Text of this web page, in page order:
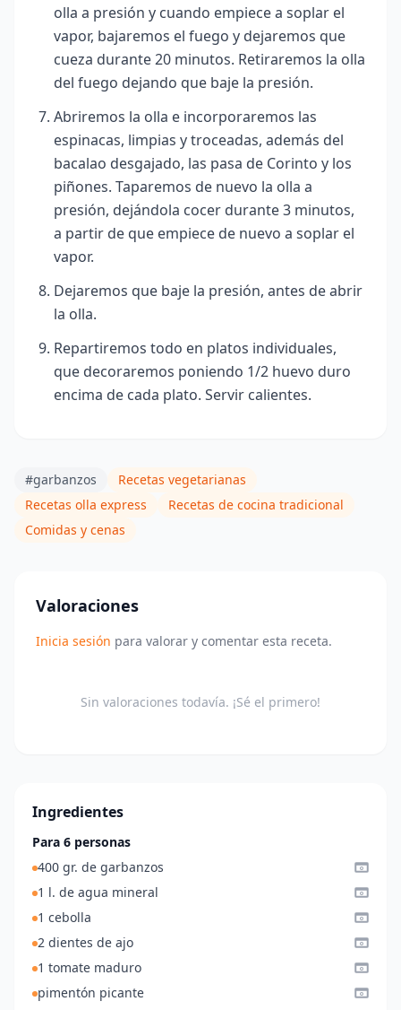
olla a presión y cuando empiece a soplar el
vapor, bajaremos el fuego y dejaremos que
cueza durante 20 minutos. Retiraremos la olla
del fuego dejando que baje la presión.
Abriremos la olla e incorporaremos las
espinacas, limpias y troceadas, además del
bacalao desgajado, las pasa de Corinto y los
piñones. Taparemos de nuevo la olla a
presión, dejándola cocer durante 3 minutos,
a partir de que empiece de nuevo a soplar el
vapor.
Dejaremos que baje la presión, antes de abrir
la olla.
Repartiremos todo en platos individuales,
que decoraremos poniendo 1/2 huevo duro
encima de cada plato. Servir calientes.
#garbanzos
Recetas vegetarianas
Recetas olla express
Recetas de cocina tradicional
Comidas y cenas
Valoraciones
Inicia sesión para valorar y comentar esta receta.
Sin valoraciones todavía. ¡Sé el primero!
Ingredientes
Para 6 personas
400 gr. de garbanzos
1 l. de agua mineral
1 cebolla
2 dientes de ajo
1 tomate maduro
pimentón picante